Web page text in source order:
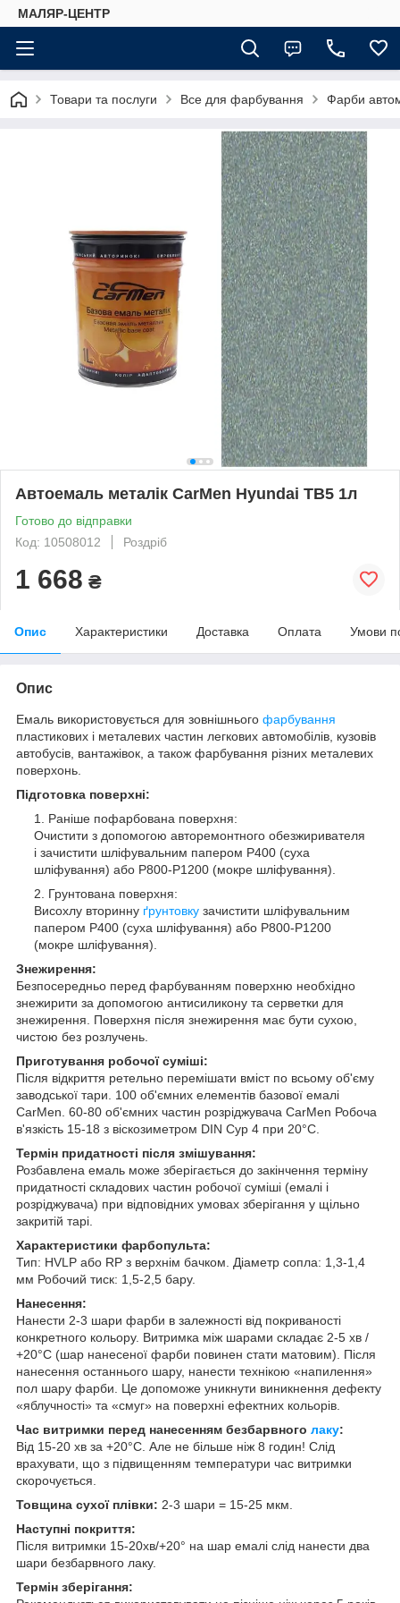
МАЛЯР-ЦЕНТР
Товари та послуги Все для фарбування Фарби
Автоемаль металік CarMen Hyundai TB5 1л
Готово до відправки
Код: 10508012
Роздріб
1 668 ₴
Опис Характеристики Доставка Оплата Умови
Опис
Емаль використовується для зовнішнього фарбування
пластикових і металевих частин легкових автомобілів, кузовів
автобусів, вантажівок, а також фарбування різних металевих
поверхонь.
Підготовка поверхні:
Раніше пофарбована поверхня:
Очистити з допомогою авторемонтного обезжиривателя
і зачистити шліфувальним папером Р400 (суха
шліфування) або Р800-Р1200 (мокре шліфування).
Грунтована поверхня:
Висохлу вторинну ґрунтовку зачистити шліфувальним
папером Р400 (суха шліфування) або Р800-Р1200
(мокре шліфування).
Знежирення:
Безпосередньо перед фарбуванням поверхню необхідно
знежирити за допомогою антисиликону та серветки для
знежирення. Поверхня після знежирення має бути сухою,
чистою без розлучень.
Приготування робочої суміші:
Після відкриття ретельно перемішати вміст по всьому об'єму
заводської тари. 100 об'ємних елементів базової емалі
CarMen. 60-80 об'ємних частин розріджувача CarMen Робоча
в'язкість 15-18 з віскозиметром DIN Сур 4 при 20°С.
Термін придатності після змішування:
Розбавлена емаль може зберігається до закінчення терміну
придатності складових частин робочої суміші (емалі і
розріджувача) при відповідних умовах зберігання у щільно
закритій тарі.
Характеристики фарбопульта:
Тип: HVLP або RP з верхнім бачком. Діаметр сопла: 1,3-1,4
мм Робочий тиск: 1,5-2,5 бару.
Нанесення:
Нанести 2-3 шари фарби в залежності від покриваності
конкретного кольору. Витримка між шарами складає 2-5 хв /
+20°С (шар нанесеної фарби повинен стати матовим). Після
нанесення останнього шару, нанести технікою «напилення»
пол шару фарби. Це допоможе уникнути виникнення дефекту
«яблучності» та «смуг» на поверхні ефектних кольорів.
Час витримки перед нанесенням безбарвного лаку:
Від 15-20 хв за +20°С. Але не більше ніж 8 годин! Слід
врахувати, що з підвищенням температури час витримки
скорочується.
Товщина сухої плівки: 2-3 шари = 15-25 мкм.
Наступні покриття:
Після витримки 15-20хв/+20° на шар емалі слід нанести два
шари безбарвного лаку.
Термін зберігання: